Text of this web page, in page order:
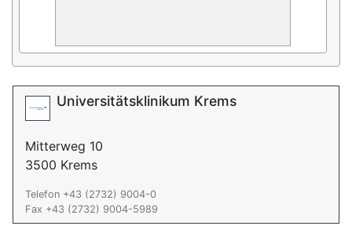
Universitätsklinikum Krems
Mitterweg 10
3500 Krems
Telefon +43 (2732) 9004-0
Fax +43 (2732) 9004-5989